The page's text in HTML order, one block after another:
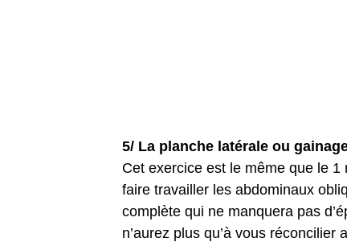
5/ La planche latérale ou
Cet exercice est le même que le 1
faire travailler les abdominaux
complète qui ne manquera pas
n’aurez plus qu’à vous